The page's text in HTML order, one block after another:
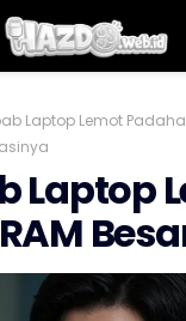
Laptop Lemot
Laptop